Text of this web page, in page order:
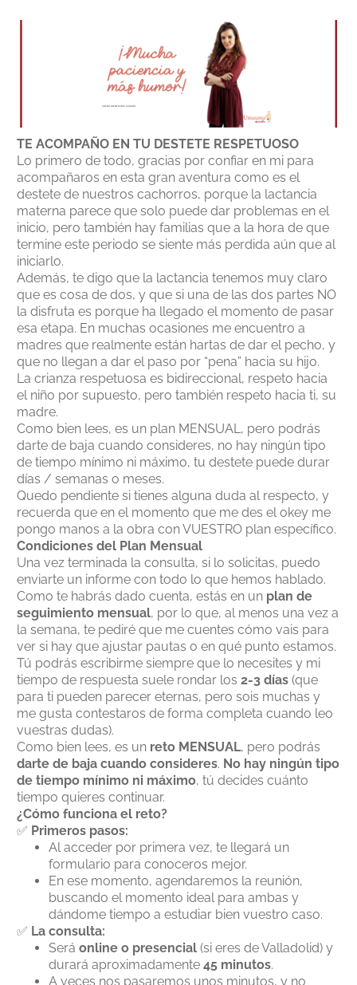
TE ACOMPAÑO EN TU DESTETE RESPETUOSO
Lo primero de todo, gracias por confiar en mi para
acompañaros en esta gran aventura como es el
destete de nuestros cachorros, porque la lactancia
materna parece que solo puede dar problemas en el
inicio, pero también hay familias que a la hora de que
termine este periodo se siente más perdida aún que al
iniciarlo.
Además, te digo que la lactancia tenemos muy claro
que es cosa de dos, y que si una de las dos partes NO
la disfruta es porque ha llegado el momento de pasar
esa etapa. En muchas ocasiones me encuentro a
madres que realmente están hartas de dar el pecho, y
que no llegan a dar el paso por “pena” hacia su hijo.
La crianza respetuosa es bidireccional, respeto hacia
el niño por supuesto, pero también respeto hacia ti, su
madre.
Como bien lees, es un plan MENSUAL, pero podrás
darte de baja cuando consideres, no hay ningún tipo
de tiempo mínimo ni máximo, tu destete puede durar
días / semanas o meses.
Quedo pendiente si tienes alguna duda al respecto, y
recuerda que en el momento que me des el okey me
pongo manos a la obra con VUESTRO plan específico.
Condiciones del Plan Mensual
Una vez terminada la consulta, si lo solicitas, puedo
enviarte un informe con todo lo que hemos hablado.
Como te habrás dado cuenta, estás en un plan de
seguimiento mensual, por lo que, al menos una vez a
la semana, te pediré que me cuentes cómo vais para
ver si hay que ajustar pautas o en qué punto estamos.
Tú podrás escribirme siempre que lo necesites y mi
tiempo de respuesta suele rondar los 2-3 días (que
para ti pueden parecer eternas, pero sois muchas y
me gusta contestaros de forma completa cuando leo
vuestras dudas).
Como bien lees, es un reto MENSUAL, pero podrás
darte de baja cuando consideres. No hay ningún tipo
de tiempo mínimo ni máximo, tú decides cuánto
tiempo quieres continuar.
¿Cómo funciona el reto?
✅ Primeros pasos:
Al acceder por primera vez, te llegará un
formulario para conoceros mejor.
En ese momento, agendaremos la reunión,
buscando el momento ideal para ambas y
dándome tiempo a estudiar bien vuestro caso.
✅ La consulta:
Será online o presencial (si eres de Valladolid) y
durará aproximadamente 45 minutos.
A veces nos pasaremos unos minutos, y no